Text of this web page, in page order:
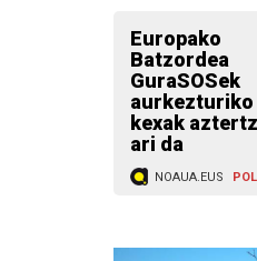
Europako
Batzordea
GuraSOSek
aurkezturiko
kexak
ari da
NOAUA.EUS